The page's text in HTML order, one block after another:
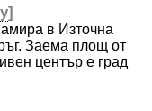
]
в Източна
Заема площ от
център е град